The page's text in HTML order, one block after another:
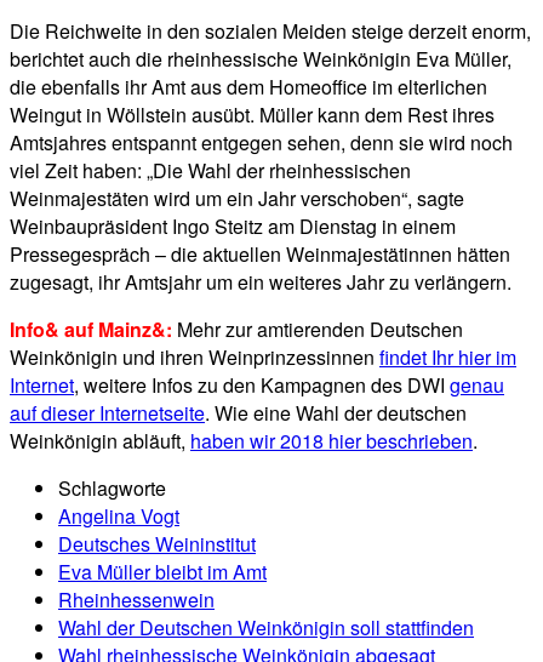
Die Reichweite in den sozialen Meiden steige derzeit enorm,
berichtet auch die rheinhessische Weinkönigin Eva Müller,
die ebenfalls ihr Amt aus dem Homeoffice im elterlichen
Weingut in Wöllstein ausübt. Müller kann dem Rest ihres
Amtsjahres entspannt entgegen sehen, denn sie wird noch
viel Zeit haben: „Die Wahl der rheinhessischen
Weinmajestäten wird um ein Jahr verschoben“, sagte
Weinbaupräsident Ingo Steitz am Dienstag in einem
Pressegespräch – die aktuellen Weinmajestätinnen hätten
zugesagt, ihr Amtsjahr um ein weiteres Jahr zu verlängern.
Info& auf Mainz&: Mehr zur amtierenden Deutschen
Weinkönigin und ihren Weinprinzessinnen findet Ihr hier im
Internet, weitere Infos zu den Kampagnen des DWI genau
auf dieser Internetseite. Wie eine Wahl der deutschen
Weinkönigin abläuft, haben wir 2018 hier beschrieben.
Schlagworte
Angelina Vogt
Deutsches Weininstitut
Eva Müller bleibt im Amt
Rheinhessenwein
Wahl der Deutschen Weinkönigin soll stattfinden
Wahl rheinhessische Weinkönigin abgesagt